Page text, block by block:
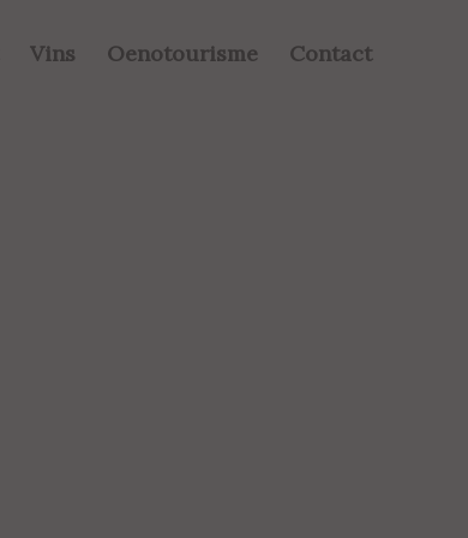
Vins Oenotourisme Contact